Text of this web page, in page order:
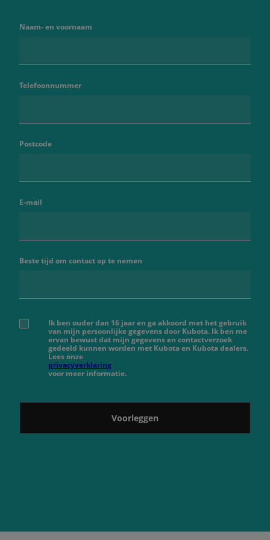
Naam- en voornaam
Telefoonnummer
Postcode
E-mail
Beste tijd om contact op te nemen
Ik ben ouder dan 16 jaar en ga akkoord met het gebruik
van mijn persoonlijke gegevens door Kubota. Ik ben me
ervan bewust dat mijn gegevens en contactverzoek
gedeeld kunnen worden met Kubota en Kubota dealers.
Lees onze
privacyverklaring
voor meer informatie.
Voorleggen